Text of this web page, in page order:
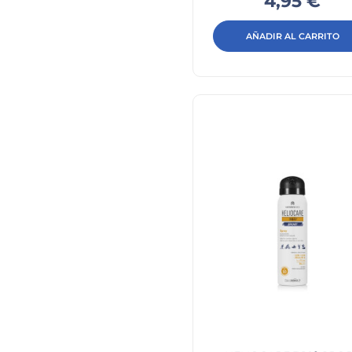
AÑADIR AL CARRITO